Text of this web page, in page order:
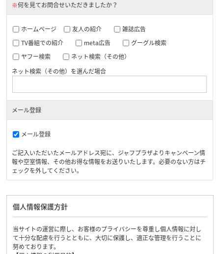
※何を見てお問合せいただきましたか？
ホームページ 友人の紹介
雑誌広告
TV番組での紹介
meta広告
グーグル検索
ヤフー検索
ネット検索（その他）
ネット検索（その他）を選んだ場合
メール登録
メール登録
ご記入いただいたメールアドレス宛に、ジャフプラザよりキャンペーン情
報や空室情報、その他お得な情報をお送りいたします。必要のない方はチ
ェックを外してください。
個人情報保護方針
当サイトの運営に際し、お客様のプライバシーを尊重し個人情報に対し
て十分な配慮を行うとともに、大切に保護し、適正な管理を行うことに
努めております。